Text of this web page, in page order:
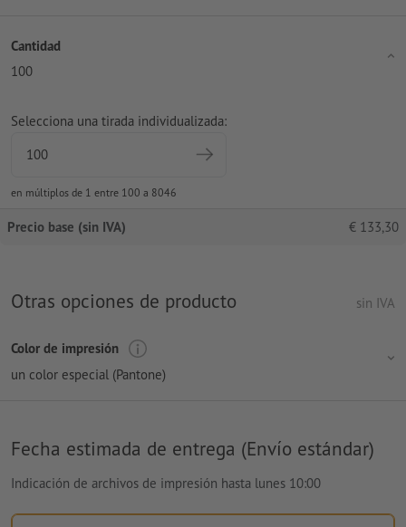
Cantidad
100
Selecciona una tirada individualizada:
en múltiplos de 1 entre 100 a 8046
Precio base (sin IVA) € 133,30
Otras opciones de producto sin IVA
Color de impresión
un color especial (Pantone)
Fecha estimada de entrega (Envío estándar)
Indicación de archivos de impresión hasta lunes 10:00